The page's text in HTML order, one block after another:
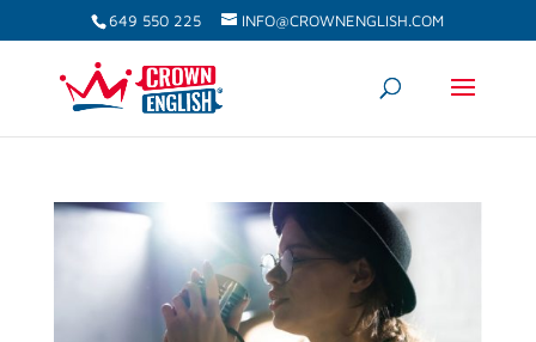
649 550 225 INFO@CROWNENGLISH.COM